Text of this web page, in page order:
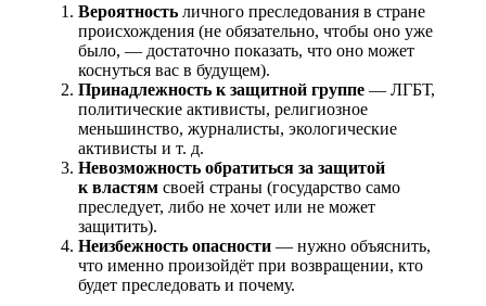
Вероятность личного преследования в стране
происхождения (не обязательно, чтобы оно уже
было, — достаточно показать, что оно может
коснуться вас в будущем).
Принадлежность к защитной группе — ЛГБТ,
политические активисты, религиозное
меньшинство, журналисты, экологические
активисты и т. д.
Невозможность обратиться за защитой
к властям своей страны (государство само
преследует, либо не хочет или не может
защитить).
Неизбежность опасности — нужно объяснить,
что именно произойдёт при возвращении, кто
будет преследовать и почему.